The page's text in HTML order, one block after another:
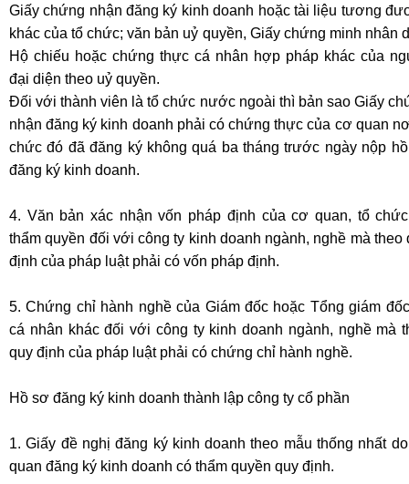
Giấy chứng nhận đăng ký kinh doanh hoặc tài liệu tương
khác của tổ chức; văn bản uỷ quyền, Giấy chứng minh nhân
Hộ chiếu hoặc chứng thực cá nhân hợp pháp khác của
đại diện theo uỷ quyền.
Đối với thành viên là tổ chức nước ngoài thì bản sao Giấy
nhận đăng ký kinh doanh phải có chứng thực của cơ quan
chức đó đã đăng ký không quá ba tháng trước ngày nộp
đăng ký kinh doanh.
4. Văn bản xác nhận vốn pháp định của cơ quan, tổ
thẩm quyền đối với công ty kinh doanh ngành, nghề mà theo
định của pháp luật phải có vốn pháp định.
5. Chứng chỉ hành nghề của Giám đốc hoặc Tổng giám
cá nhân khác đối với công ty kinh doanh ngành, nghề mà
quy định của pháp luật phải có chứng chỉ hành nghề.
Hồ sơ đăng ký kinh doanh thành lập công ty cổ phần
1. Giấy đề nghị đăng ký kinh doanh theo mẫu thống nhất
quan đăng ký kinh doanh có thẩm quyền quy định.